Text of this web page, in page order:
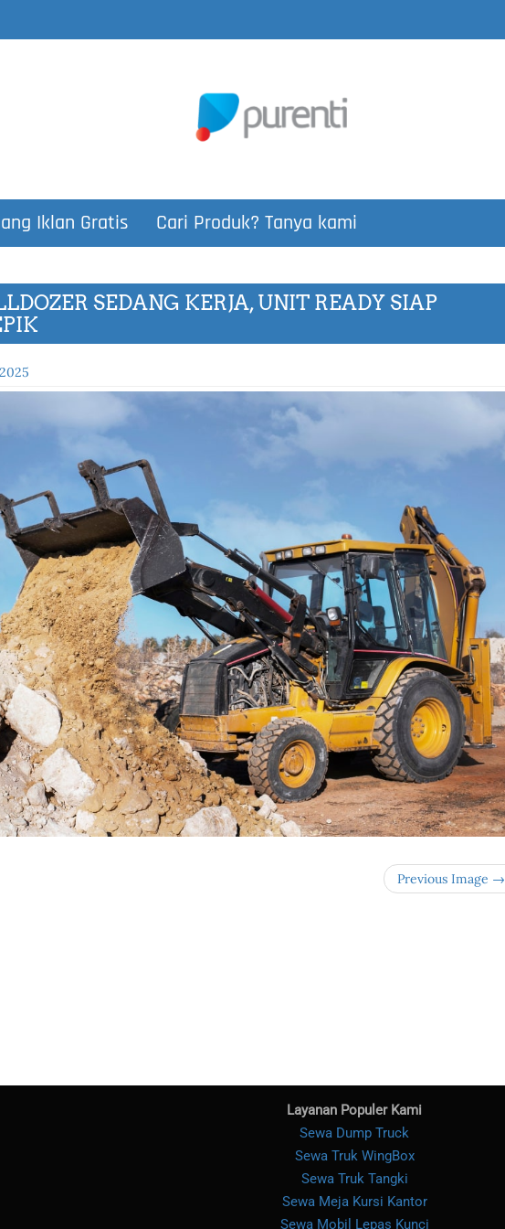
Iklan Gratis Cari Produk? Tanya kami
SEDANG KERJA, UNIT READY SIAP
Previous Image →
Layanan Populer Kami
Sewa Dump Truck
Sewa Truk WingBox
Sewa Truk Tangki
Sewa Meja Kursi Kantor
Sewa Mobil Lepas Kunci